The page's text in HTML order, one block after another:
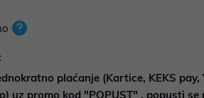
plaćanje (Kartice, KEKS pay,
uz promo kod "POPUST" , popusti se